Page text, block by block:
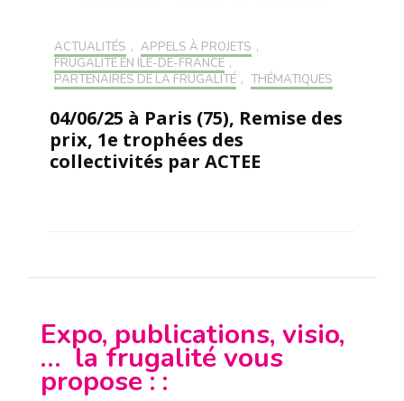
ACTUALITÉS , APPELS À PROJETS ,
FRUGALITÉ EN ILE-DE-FRANCE ,
PARTENAIRES DE LA FRUGALITÉ , THÉMATIQUES
04/06/25 à Paris (75), Remise des
prix, 1e trophées des
collectivités par ACTEE
Expo, publications, visio,
… la frugalité vous
propose : :